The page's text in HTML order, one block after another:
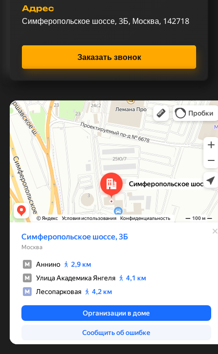
Адрес
Симферопольское шоссе, 3Б, Москва, 142718
Заказать звонок